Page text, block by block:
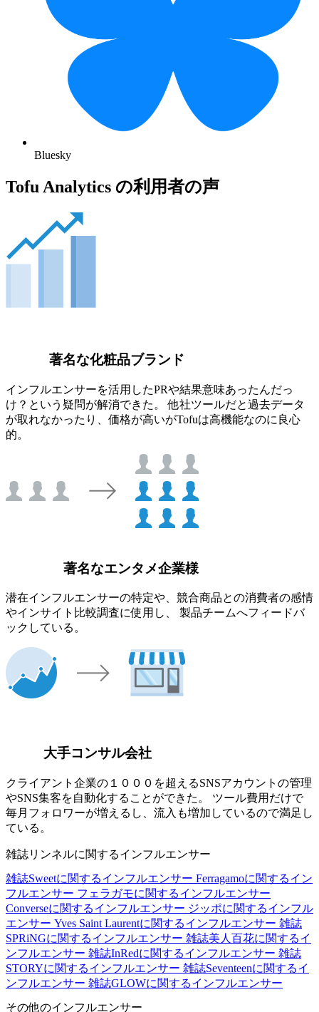
Bluesky
Tofu Analytics の利用者の声
著名な化粧品ブランド
インフルエンサーを活用したPRや結果意味あったんだっ
け？という疑問が解消できた。 他社ツールだと過去データ
が取れなかったり、価格が高いがTofuは高機能なのに良心
的。
著名なエンタメ企業様
潜在インフルエンサーの特定や、競合商品との消費者の感情
やインサイト比較調査に使用し、 製品チームへフィードバ
ックしている。
大手コンサル会社
クライアント企業の１０００を超えるSNSアカウントの管理
やSNS集客を自動化することができた。 ツール費用だけで
毎月フォロワーが増えるし、流入も増加しているので満足し
ている。
雑誌リンネルに関するインフルエンサー
雑誌Sweetに関するインフルエンサー Ferragamoに関するイン
フルエンサー フェラガモに関するインフルエンサー
Converseに関するインフルエンサー ジッポに関するインフル
エンサー Yves Saint Laurentに関するインフルエンサー 雑誌
SPRiNGに関するインフルエンサー 雑誌美人百花に関するイ
ンフルエンサー 雑誌InRedに関するインフルエンサー 雑誌
STORYに関するインフルエンサー 雑誌Seventeenに関するイ
ンフルエンサー 雑誌GLOWに関するインフルエンサー
その他のインフルエンサー